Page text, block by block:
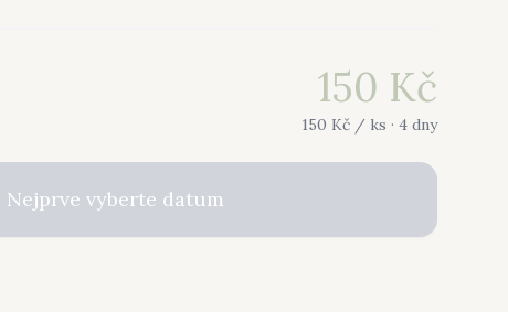
150 Kč
150 Kč / ks · 4 dny
Nejprve vyberte datum